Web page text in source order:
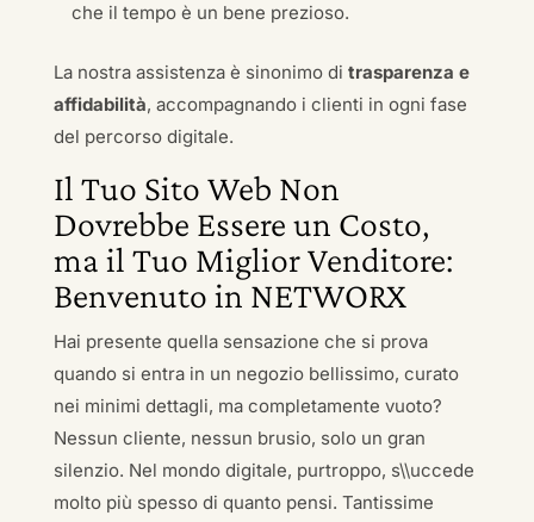
che il tempo è un bene prezioso.
La nostra assistenza è sinonimo di trasparenza e
affidabilità, accompagnando i clienti in ogni fase
del percorso digitale.
Il Tuo Sito Web Non
Dovrebbe Essere un Costo,
ma il Tuo Miglior Venditore:
Benvenuto in NETWORX
Hai presente quella sensazione che si prova
quando si entra in un negozio bellissimo, curato
nei minimi dettagli, ma completamente vuoto?
Nessun cliente, nessun brusio, solo un gran
silenzio. Nel mondo digitale, purtroppo, s\\uccede
molto più spesso di quanto pensi. Tantissime